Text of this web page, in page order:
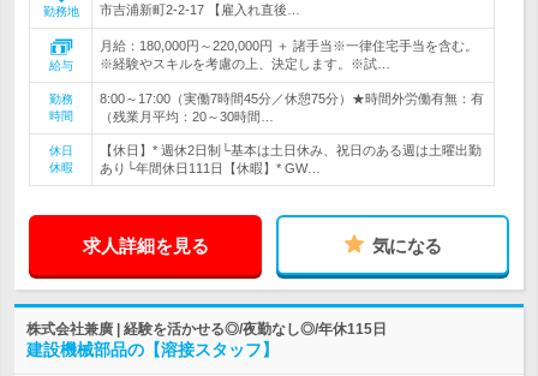
勤務地
市吉浦新町2-2-17 【雇入れ直後…
給与
月給：180,000円～220,000円 ＋ 諸手当※一律住宅手当を含む。
※経験やスキルを考慮の上、決定します。※試…
勤務
時間
8:00～17:00（実働7時間45分／休憩75分）★時間外労働有無：有
（残業月平均：20～30時間…
休日
休暇
【休日】* 週休2日制└基本は土日休み、祝日のある週は土曜出勤
あり└年間休日111日【休暇】* GW…
求人詳細を見る 気になる
株式会社兼廣 | 経験を活かせる◎/夜勤なし◎/年休115日
建設機械部品の【溶接スタッフ】